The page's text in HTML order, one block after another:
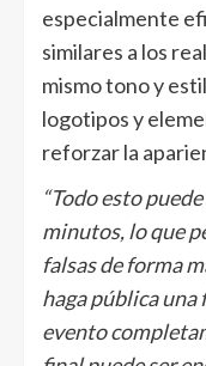
especialmente
similares a los
mismo tono y
logotipos y
reforzar la
“Todo esto
minutos, lo que
falsas de forma
haga pública
evento